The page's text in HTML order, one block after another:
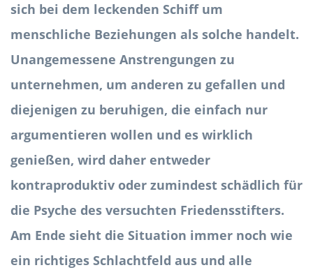
sich bei dem leckenden Schiff um
menschliche Beziehungen als solche handelt.
Unangemessene Anstrengungen zu
unternehmen, um anderen zu gefallen und
diejenigen zu beruhigen, die einfach nur
argumentieren wollen und es wirklich
genießen, wird daher entweder
kontraproduktiv oder zumindest schädlich für
die Psyche des versuchten Friedensstifters.
Am Ende sieht die Situation immer noch wie
ein richtiges Schlachtfeld aus und alle